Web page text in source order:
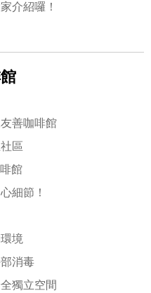
介紹囉！
善咖啡館
區
館
細節！
境
消毒
獨立空間